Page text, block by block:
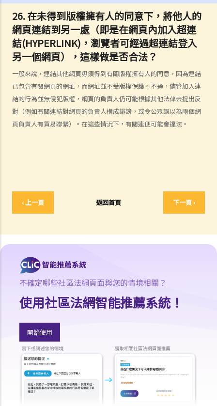
26. 在未得到版權擁有人的同意下，將他人的
網頁連結到另一處（即是在網頁內加入超連
結(HYPERLINK)，瀏覽者可經過超連結登入
另一個網頁），這樣做是否合法？
一般來說，連結其他網頁毋須得到有關版權擁有人的同意，因為連結
已包含有關網頁的網址，而網址並不受版權保護。不過，儘管加入連
結的行為並無侵犯版權，網頁的負責人仍可能根據其他法侓去提出反
對（例如有關連結對網頁的負責人構成誹謗，或令公眾誤以為兩個網
頁負責人有貿易聯繫）。在這些情況下，有關連便可能會違法。
‹ 上一頁 返回首頁 下一頁 ›
告示嗎？
4. 我怎樣可以找出作品的版權擁有人？
5. 我怎樣可以取得許可，去使用版權作品？
6. 有沒有作品可供我自由使用，而毋須事先向版權擁有人或有關負責人
取得許可？
7. 承接問題6，由政府出版之物品是否在公共領域之內？
8. 我的作品版權在其他國家有效嗎？
9. 外國人擁有的版權在香港有效嗎？
10. 版權擁有人可否轉讓其作品的版權予他人？
11. 版權轉讓和版權特許，有甚麼分別？
15. 一名自由身的電腦程式員，撰寫了一個電腦程式，用以記錄我公司
的存貨。我已向他支付全數酬勞，但我們從沒有討論過程式的版權屬於
式享有甚麼權利？
16. 我和另外兩名作者一起撰寫了一本書，這本書共有十二個分章，而
我們每人各自寫了四個分章。這本書的版權將如何分配？
17. 我與另外兩名作者一起寫了一本書，但我們之間沒有一個是任何一
部分的獨立作者，我們在每一分章都有參與寫作及修訂。這本書的版權
將如何分配？
18. 若擁有作品版權的公司已經不存在或已經被接管，有關版權會被怎
樣處置？
19. 擁有非同質化代幣（NFT）是否等同擁有其版權？
20. 我可否於離職後使用在受僱工作期間製作的作品？
21. 可否在沒有作品的正本的情況下保留作品的版權？
版權及科技資訊
22. 關於印刷品的版權法例，是否同樣適用於電子形式作品？
不確定哪些社區法網頁面與您的情境相關？
使用社區法網智能推薦系統！
開始使用